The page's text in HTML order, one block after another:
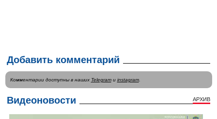
Добавить комментарий
Комментарии доступны в наших Telegramи instagram.
Видеоновости АРХИВ